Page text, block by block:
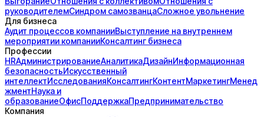
руководителемСиндром самозванцаСложное увольнение
Для бизнеса
Аудит процессов компанииВыступление на внутреннем
мероприятии компанииКонсалтинг бизнеса
Профессии
HRАдминистрированиеАналитикаДизайнИнформационная
безопасностьИскусственный
интеллектИсследованияКонсалтингКонтентМаркетингМенед
жментНаука и
образованиеОфисПоддержкаПредпринимательство
Компания